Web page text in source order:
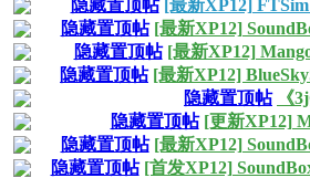
隐藏置顶帖 [最新XP12]
隐藏置顶帖 [最新XP12]
隐藏置顶帖 [最新XP12]
隐藏置顶帖 [最新XP12]
隐藏置顶帖
《
隐藏置顶帖 [更新XP12]
隐藏置顶帖 [最新XP12]
隐藏置顶帖 [首发XP12]